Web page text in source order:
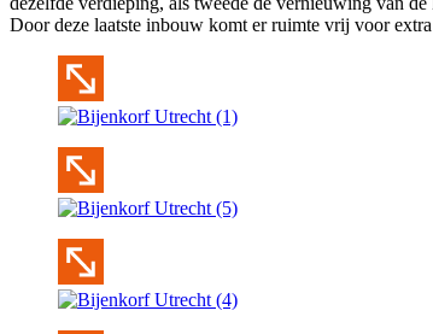
Door deze laatste inbouw komt er ruimte vrij voor